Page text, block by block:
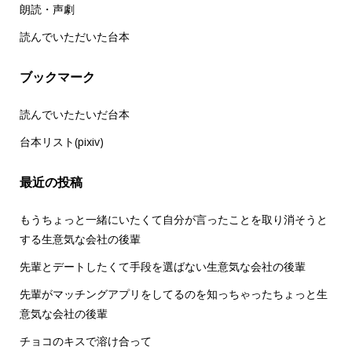
朗読・声劇
読んでいただいた台本
ブックマーク
読んでいたたいだ台本
台本リスト(pixiv)
最近の投稿
もうちょっと一緒にいたくて自分が言ったことを取り消そうと
する生意気な会社の後輩
先輩とデートしたくて手段を選ばない生意気な会社の後輩
先輩がマッチングアプリをしてるのを知っちゃったちょっと生
意気な会社の後輩
チョコのキスで溶け合って